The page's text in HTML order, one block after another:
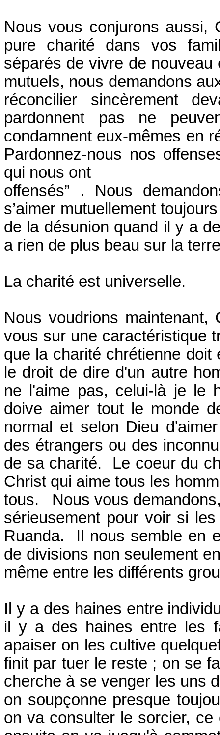
Nous vous conjurons aussi,
pure charité dans vos
séparés de vivre de
mutuels, nous demandons
réconcilier sincèrement
pardonnent pas ne
condamnent eux-mêmes en
Pardonnez-nous nos
qui nous ont
offensés” . Nous
s’aimer mutuellement
de la désunion quand il y a
a rien de plus beau sur la
La charité est universelle.
Nous voudrions
vous sur une caractéristique
que la charité chrétienne
le droit de dire d'un autre
ne l'aime pas, celui-là je le
doive aimer tout le monde
normal et selon Dieu
des étrangers ou des
de sa charité. Le coeur du
Christ qui aime tous les
tous. Nous vous
sérieusement pour voir si
Ruanda. Il nous semble en
de divisions non seulement
même entre les différents
Il y a des haines entre
il y a des haines entre les
apaiser on les cultive
finit par tuer le reste ; on se
cherche à se venger les uns
on soupçonne presque
on va consulter le sorcier,